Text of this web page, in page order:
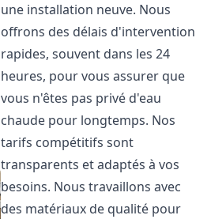
une installation neuve. Nous
offrons des délais d'intervention
rapides, souvent dans les 24
heures, pour vous assurer que
vous n'êtes pas privé d'eau
chaude pour longtemps. Nos
tarifs compétitifs sont
transparents et adaptés à vos
besoins. Nous travaillons avec
des matériaux de qualité pour